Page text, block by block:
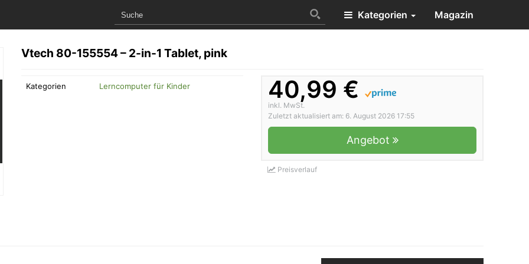
Kategorien Magazin
Vtech 80-155554 – 2-in-1 Tablet, pink
40,99 €
inkl. MwSt.
Zuletzt aktualisiert am: 6. August 2026 17:55
Angebot
Preisverlauf
Kategorien Lerncomputer für Kinder